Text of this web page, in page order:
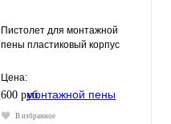
Пистолет для монтажной
пены пластиковый корпус
Цена:
600 руб.
В избранное